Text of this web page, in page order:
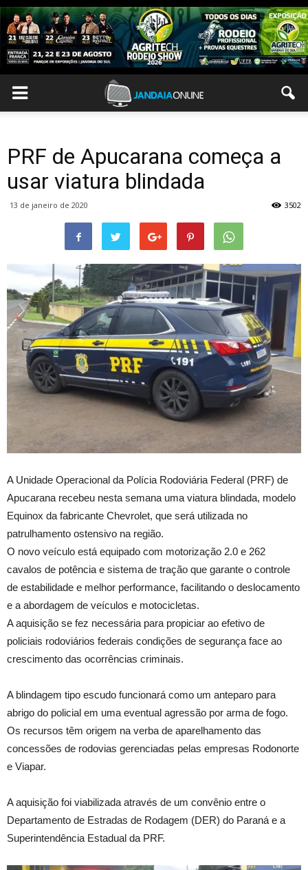
PRF de Apucarana começa a
usar viatura blindada
13 de janeiro de 2020 3502
A Unidade Operacional da Polícia Rodoviária Federal (PRF) de
Apucarana recebeu nesta semana uma viatura blindada, modelo
Equinox da fabricante Chevrolet, que será utilizada no
patrulhamento ostensivo na região.
O novo veículo está equipado com motorização 2.0 e 262
cavalos de potência e sistema de tração que garante o controle
de estabilidade e melhor performance, facilitando o deslocamento
e a abordagem de veículos e motocicletas.
A aquisição se fez necessária para propiciar ao efetivo de
policiais rodoviários federais condições de segurança face ao
crescimento das ocorrências criminais.
A blindagem tipo escudo funcionará como um anteparo para
abrigo do policial em uma eventual agressão por arma de fogo.
Os recursos têm origem na verba de aparelhamento das
concessões de rodovias gerenciadas pelas empresas Rodonorte
e Viapar.
A aquisição foi viabilizada através de um convênio entre o
Departamento de Estradas de Rodagem (DER) do Paraná e a
Superintendência Estadual da PRF.